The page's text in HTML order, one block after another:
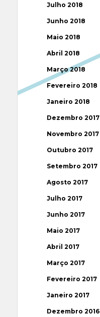
Julho 2018
Junho 2018
Maio 2018
Abril 2018
Março 2018
Fevereiro 2018
Janeiro 2018
Dezembro 2017
Novembro 2017
Outubro 2017
Setembro 2017
Agosto 2017
Julho 2017
Junho 2017
Maio 2017
Abril 2017
Março 2017
Fevereiro 2017
Janeiro 2017
Dezembro 2016